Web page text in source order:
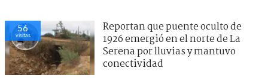
56
visitas
Reportan que puente oculto de
1926 emergió en el norte de La
Serena por lluvias y mantuvo
conectividad